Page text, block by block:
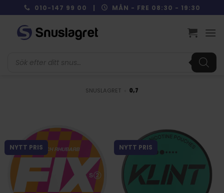
to
content
010-147 99 00 | MÅN - FRE 08:30 - 19:30
SNUSLAGRET 0,7
NYTT PRIS NYTT PRIS